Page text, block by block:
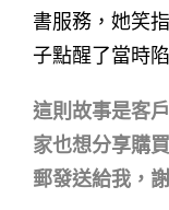
書服務，她笑
子點醒了當時
這則故事是客
家也想分享購
郵發送給我，